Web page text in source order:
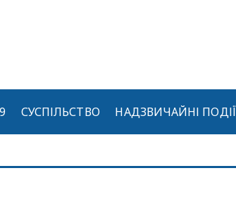
СУСПІЛЬСТВО НАДЗВИЧАЙНІ ПОДІЇ